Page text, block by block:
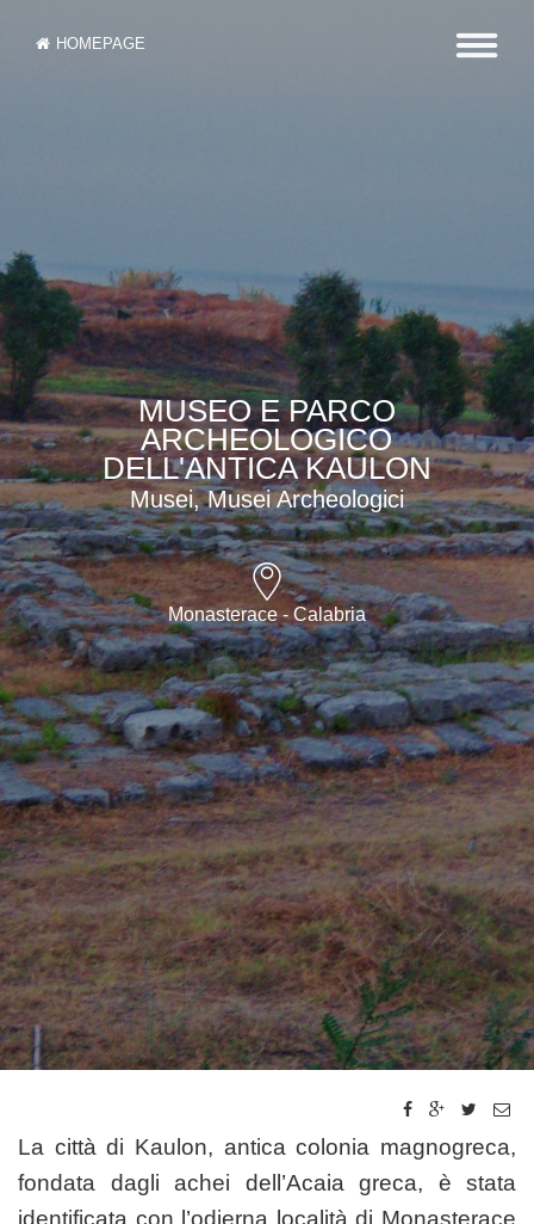
HOMEPAGE
MUSEO E PARCO
ARCHEOLOGICO
DELL'ANTICA KAULON
Musei, Musei Archeologici
Monasterace - Calabria
La città di Kaulon, antica colonia magnogreca,
fondata dagli achei dell’Acaia greca, è stata
identificata con l’odierna località di Monasterace